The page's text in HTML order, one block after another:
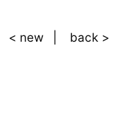
< new back >